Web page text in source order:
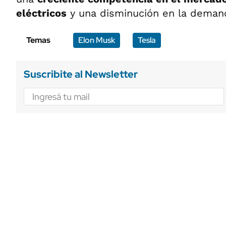
eléctricos y una disminución en la
Temas Elon Musk Tesla
Suscribite al Newsletter